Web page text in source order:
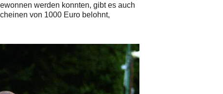
werden konnten, gibt es auch
von 1000 Euro belohnt,